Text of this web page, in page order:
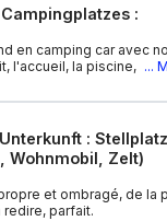
:
en camping car avec
l'accueil, la piscine, ...
:
Wohnmobil, Zelt)
et ombragé, de la
redire, parfait.